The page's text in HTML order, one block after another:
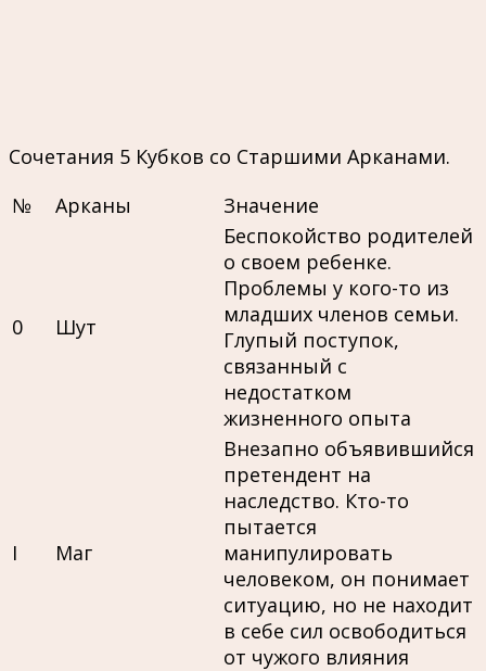
Сочетания 5 Кубков со Старшими Арканами.
№
Арканы Значение
0 Шут
Беспокойство родителей
о своем ребенке.
Проблемы у кого-то из
младших членов семьи.
Глупый поступок,
связанный с
недостатком
жизненного опыта
I Маг
Внезапно объявившийся
претендент на
наследство. Кто-то
пытается
манипулировать
человеком, он понимает
ситуацию, но не находит
в себе сил освободиться
от чужого влияния